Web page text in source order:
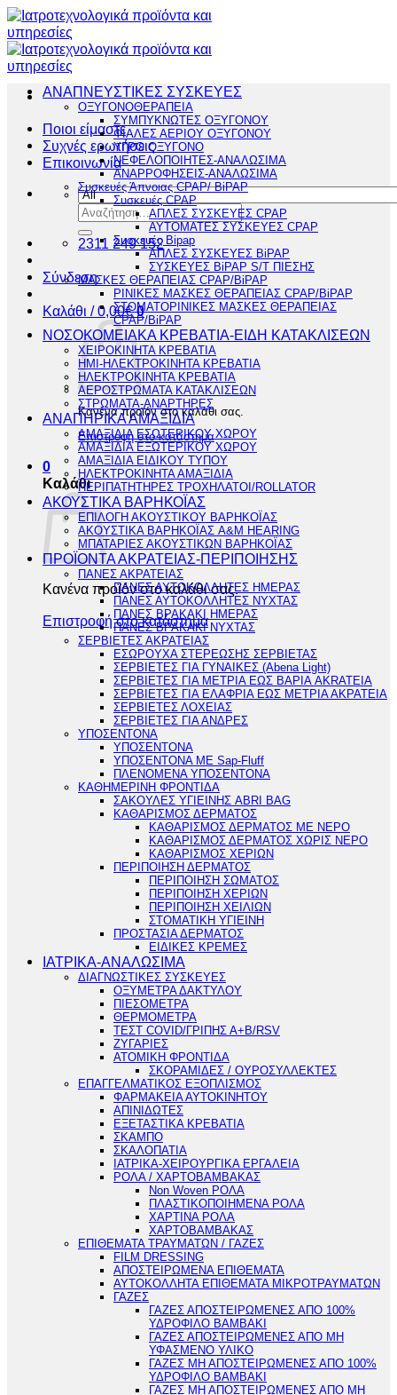
Μετάβαση
στο
περιεχόμενο
Ποιοι είμαστε
Συχνές ερωτήσεις
Επικοινωνία
Αναζήτηση
για:
2311 249 152
Σύνδεση
Καλάθι /0,00€ 0
Κανένα προϊόν στο καλάθι σας.
Επιστροφή στο κατάστημα
0
Καλάθι
Κανένα προϊόν στο καλάθι σας.
Επιστροφή στο κατάστημα
ΑΝΑΠΝΕΥΣΤΙΚΕΣ ΣΥΣΚΕΥΕΣ
ΟΞΥΓΟΝΟΘΕΡΑΠΕΙΑ
ΣΥΜΠΥΚΝΩΤΕΣ ΟΞΥΓΟΝΟΥ
ΦΙΑΛΕΣ ΑΕΡΙΟΥ ΟΞΥΓΟΝΟΥ
ΥΓΡΟ ΟΞΥΓΟΝΟ
ΝΕΦΕΛΟΠΟΙΗΤΕΣ-ΑΝΑΛΩΣΙΜΑ
ΑΝΑΡΡΟΦΗΣΕΙΣ-ΑΝΑΛΩΣΙΜΑ
Συσκευές Άπνοιας CPAP/ BiPAP
Συσκευές CPAP
ΑΠΛΕΣ ΣΥΣΚΕΥΕΣ CPAP
ΑΥΤΟΜΑΤΕΣ ΣΥΣΚΕΥΕΣ CPAP
Συσκευές Bipap
ΑΠΛΕΣ ΣΥΣΚΕΥΕΣ BiPAP
ΣΥΣΚΕΥΕΣ BiPAP S/T ΠΙΕΣΗΣ
ΜΑΣΚΕΣ ΘΕΡΑΠΕΙΑΣ CPAP/BiPAP
ΡΙΝΙΚΕΣ ΜΑΣΚΕΣ ΘΕΡΑΠΕΙΑΣ CPAP/BiPAP
ΣΤΟΜΑΤΟΡΙΝΙΚΕΣ ΜΑΣΚΕΣ ΘΕΡΑΠΕΙΑΣ
CPAP/BiPAP
ΝΟΣΟΚΟΜΕΙΑΚΑ ΚΡΕΒΑΤΙΑ-ΕΙΔΗ ΚΑΤΑΚΛΙΣΕΩΝ
ΧΕΙΡΟΚΙΝΗΤΑ ΚΡΕΒΑΤΙΑ
ΗΜΙ-ΗΛΕΚΤΡΟΚΙΝΗΤΑ ΚΡΕΒΑΤΙΑ
ΗΛΕΚΤΡΟΚΙΝΗΤΑ ΚΡΕΒΑΤΙΑ
ΑΕΡΟΣΤΡΩΜΑΤΑ ΚΑΤΑΚΛΙΣΕΩΝ
ΣΤΡΩΜΑΤΑ-ΑΝΑΡΤΗΡΕΣ
ΑΝΑΠΗΡΙΚΑ ΑΜΑΞΙΔΙΑ
ΑΜΑΞΙΔΙΑ ΕΣΩΤΕΡΙΚΟΥ ΧΩΡΟΥ
ΑΜΑΞΙΔΙΑ ΕΞΩΤΕΡΙΚΟΥ ΧΩΡΟΥ
ΑΜΑΞΙΔΙΑ ΕΙΔΙΚΟΥ ΤΥΠΟΥ
ΗΛΕΚΤΡΟΚΙΝΗΤΑ ΑΜΑΞΙΔΙΑ
ΠΕΡΙΠΑΤΗΤΗΡΕΣ ΤΡΟΧΗΛΑΤΟΙ/ROLLATOR
ΑΚΟΥΣΤΙΚΑ ΒΑΡΗΚΟΪΑΣ
ΕΠΙΛΟΓΗ ΑΚΟΥΣΤΙΚΟΥ ΒΑΡΗΚΟΪΑΣ
ΑΚΟΥΣΤΙΚΑ ΒΑΡΗΚΟΪΑΣ A&M HEARING
ΜΠΑΤΑΡΙΕΣ ΑΚΟΥΣΤΙΚΩΝ ΒΑΡΗΚΟΪΑΣ
ΠΡΟΪΟΝΤΑ ΑΚΡΑΤΕΙΑΣ-ΠΕΡΙΠΟΙΗΣΗΣ
ΠΑΝΕΣ ΑΚΡΑΤΕΙΑΣ
ΠΑΝΕΣ ΑΥΤΟΚΟΛΛΗΤΕΣ ΗΜΕΡΑΣ
ΠΑΝΕΣ ΑΥΤΟΚΟΛΛΗΤΕΣ ΝΥΧΤΑΣ
ΠΑΝΕΣ ΒΡΑΚΑΚΙ ΗΜΕΡΑΣ
ΠΑΝΕΣ ΒΡΑΚΑΚΙ ΝΥΧΤΑΣ
ΣΕΡΒΙΕΤΕΣ ΑΚΡΑΤΕΙΑΣ
ΕΣΩΡΟΥΧΑ ΣΤΕΡΕΩΣΗΣ ΣΕΡΒΙΕΤΑΣ
ΣΕΡΒΙΕΤΕΣ ΓΙΑ ΓΥΝΑΙΚΕΣ (Abena Light)
ΣΕΡΒΙΕΤΕΣ ΓΙΑ ΜΕΤΡΙΑ ΕΩΣ ΒΑΡΙΑ AKRATEIA
ΣΕΡΒΙΕΤΕΣ ΓΙΑ ΕΛΑΦΡΙΑ ΕΩΣ ΜΕΤΡΙΑ ΑΚΡΑΤΕΙΑ
ΣΕΡΒΙΕΤΕΣ ΛΟΧΕΙΑΣ
ΣΕΡΒΙΕΤΕΣ ΓΙΑ ΑΝΔΡΕΣ
ΥΠΟΣΕΝΤΟΝΑ
ΥΠΟΣΕΝΤΟΝΑ
ΥΠΟΣΕΝΤΟΝΑ ΜΕ Sap-Fluff
ΠΛΕΝΟΜΕΝΑ ΥΠΟΣΕΝΤΟΝΑ
ΚΑΘΗΜΕΡΙΝΗ ΦΡΟΝΤΙΔΑ
ΣΑΚΟΥΛΕΣ ΥΓΙΕΙΝΗΣ ABRI BAG
ΚΑΘΑΡΙΣΜΟΣ ΔΕΡΜΑΤΟΣ
ΚΑΘΑΡΙΣΜΟΣ ΔΕΡΜΑΤΟΣ ΜΕ ΝΕΡΟ
ΚΑΘΑΡΙΣΜΟΣ ΔΕΡΜΑΤΟΣ ΧΩΡΙΣ ΝΕΡΟ
ΚΑΘΑΡΙΣΜΟΣ ΧΕΡΙΩΝ
ΠΕΡΙΠΟΙΗΣΗ ΔΕΡΜΑΤΟΣ
ΠΕΡΙΠΟΙΗΣΗ ΣΩΜΑΤΟΣ
ΠΕΡΙΠΟΙΗΣΗ ΧΕΡΙΩΝ
ΠΕΡΙΠΟΙΗΣΗ ΧΕΙΛΙΩΝ
ΣΤΟΜΑΤΙΚΗ ΥΓΙΕΙΝΗ
ΠΡΟΣΤΑΣΙΑ ΔΕΡΜΑΤΟΣ
ΕΙΔΙΚΕΣ ΚΡΕΜΕΣ
ΙΑΤΡΙΚΑ-ΑΝΑΛΩΣΙΜΑ
ΔΙΑΓΝΩΣΤΙΚΕΣ ΣΥΣΚΕΥΕΣ
ΟΞΥΜΕΤΡΑ ΔΑΚΤΥΛΟΥ
ΠΙΕΣΟΜΕΤΡΑ
ΘΕΡΜΟΜΕΤΡΑ
ΤΕΣΤ COVID/ΓΡΙΠΗΣ Α+Β/RSV
ΖΥΓΑΡΙΕΣ
ΑΤΟΜΙΚΗ ΦΡΟΝΤΙΔΑ
ΣΚΟΡΑΜΙΔΕΣ / ΟΥΡΟΣΥΛΛΕΚΤΕΣ
ΕΠΑΓΓΕΛΜΑΤΙΚΟΣ ΕΞΟΠΛΙΣΜΟΣ
ΦΑΡΜΑΚΕΙΑ ΑΥΤΟΚΙΝΗΤΟΥ
ΑΠΙΝΙΔΩΤΕΣ
ΕΞΕΤΑΣΤΙΚΑ ΚΡΕΒΑΤΙΑ
ΣΚΑΜΠΟ
ΣΚΑΛΟΠΑΤΙΑ
ΙΑΤΡΙΚΑ-ΧΕΙΡΟΥΡΓΙΚΑ ΕΡΓΑΛΕΙΑ
ΡΟΛΑ / ΧΑΡΤΟΒΑΜΒΑΚΑΣ
Non Woven ΡΟΛΑ
ΠΛΑΣΤΙΚΟΠΟΙΗΜΕΝΑ ΡΟΛΑ
ΧΑΡΤΙΝΑ ΡΟΛΑ
ΧΑΡΤΟΒΑΜΒΑΚΑΣ
ΕΠΙΘΕΜΑΤΑ ΤΡΑΥΜΑΤΩΝ / ΓΑΖΕΣ
FILM DRESSING
ΑΠΟΣΤΕΙΡΩΜΕΝΑ ΕΠΙΘΕΜΑΤΑ
ΑΥΤΟΚΟΛΛΗΤΑ ΕΠΙΘΕΜΑΤΑ ΜΙΚΡΟΤΡΑΥΜΑΤΩΝ
ΓΑΖΕΣ
ΓΑΖΕΣ ΑΠΟΣΤΕΙΡΩΜΕΝΕΣ ΑΠΟ 100%
ΥΔΡΟΦΙΛΟ ΒΑΜΒΑΚΙ
ΓΑΖΕΣ ΑΠΟΣΤΕΙΡΩΜΕΝΕΣ ΑΠΟ ΜΗ
ΥΦΑΣΜΕΝΟ ΥΛΙΚΟ
ΓΑΖΕΣ ΜΗ ΑΠΟΣΤΕΙΡΩΜΕΝΕΣ ΑΠΟ 100%
ΥΔΡΟΦΙΛΟ ΒΑΜΒΑΚΙ
ΓΑΖΕΣ ΜΗ ΑΠΟΣΤΕΙΡΩΜΕΝΕΣ ΑΠΟ ΜΗ